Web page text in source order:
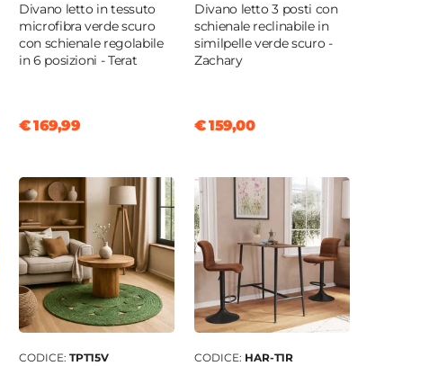
Divano letto in tessuto
microfibra verde scuro
con schienale regolabile
in 6 posizioni - Terat
€ 169,99
Divano letto 3 posti con
schienale reclinabile in
similpelle verde scuro -
Zachary
€ 159,00
CODICE: TPT15V CODICE: HAR-T1R